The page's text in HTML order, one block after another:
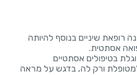
רופאת שיניים בנוסף להיותה
בטיפולים אסתטיים
ורק לה, בדגש על מראה